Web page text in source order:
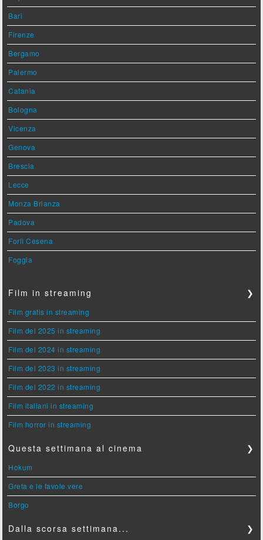
Bari
Firenze
Bergamo
Palermo
Catania
Bologna
Vicenza
Genova
Brescia
Lecce
Monza Brianza
Padova
Forlì Cesena
Foggia
Film in streaming ❯
Film gratis in streaming
Film del 2025 in streaming
Film del 2024 in streaming
Film del 2023 in streaming
Film del 2022 in streaming
Film italiani in streaming
Film horror in streaming
Questa settimana al cinema ❯
Hokum
Greta e le favole vere
Borgo
Dalla scorsa settimana... ❯